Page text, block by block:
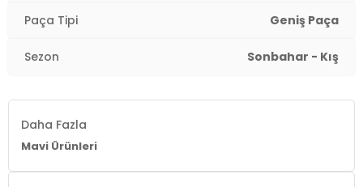
Paça Tipi Geniş Paça
Sezon Sonbahar - Kış
Daha Fazla
Mavi Ürünleri